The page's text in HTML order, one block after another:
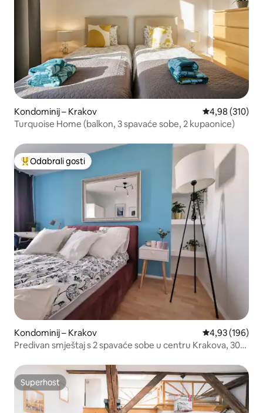
Kondominij – Krakov Prosječna
4,98 (310)
Turquoise Home (balkon, 3 spavaće sobe, 2 kupaonice)
Među najviše rangiranima s oznakom „Odabrali gosti”
Odabrali gosti
Kondominij – Krakov Prosječna
4,93 (196)
Predivan smještaj s 2 spavaće sobe u centru Krakova, 300
Superhost
Superhost